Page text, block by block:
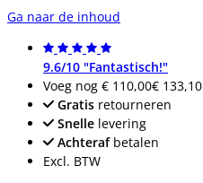
Ga naar de inhoud
9.6/10 "Fantastisch!"
Voeg nog € 110,00€ 133,10
Gratis retourneren
Snelle levering
Achterafbetalen
Excl. BTW